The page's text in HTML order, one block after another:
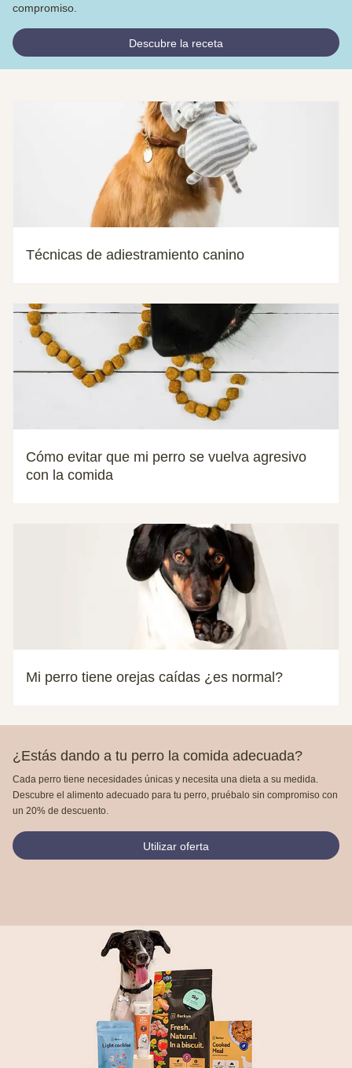
compromiso.
Descubre la receta
Técnicas de adiestramiento canino
Cómo evitar que mi perro se vuelva agresivo
con la comida
Mi perro tiene orejas caídas ¿es normal?
¿Estás dando a tu perro la comida adecuada?
Cada perro tiene necesidades únicas y necesita una dieta a su medida.
Descubre el alimento adecuado para tu perro, pruébalo sin compromiso con
un 20% de descuento.
Utilizar oferta